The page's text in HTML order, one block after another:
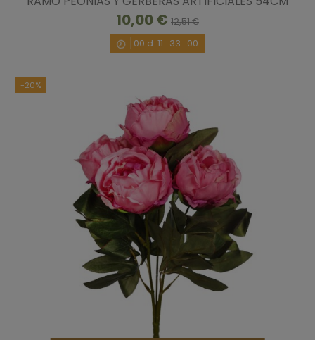
10,00 € 12,51 €
00 d. 11 : 32 : 59
-20%